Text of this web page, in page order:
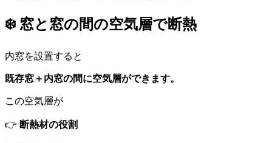
❄️ 窓と窓の間の空気層で断熱
内窓を設置すると
既存窓＋内窓の間に空気層ができます。
この空気層が
👉 断熱材の役割